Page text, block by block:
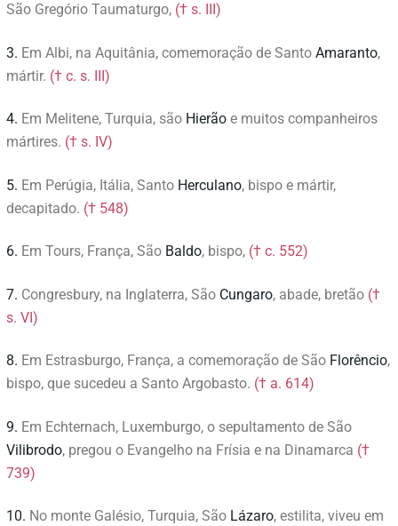
São Gregório Taumaturgo, († s. III)
3. Em Albi, na Aquitânia, comemoração de Santo Amaranto,
mártir. († c. s. III)
4. Em Melitene, Turquia, são Hierão e muitos companheiros
mártires. († s. IV)
5. Em Perúgia, Itália, Santo Herculano, bispo e mártir,
decapitado. († 548)
6. Em Tours, França, São Baldo, bispo, († c. 552)
7. Congresbury, na Inglaterra, São Cungaro, abade, bretão (†
s. VI)
8. Em Estrasburgo, França, a comemoração de São Florêncio,
bispo, que sucedeu a Santo Argobasto. († a. 614)
9. Em Echternach, Luxemburgo, o sepultamento de São
Vilibrodo, pregou o Evangelho na Frísia e na Dinamarca (†
739)
10. No monte Galésio, Turquia, São Lázaro, estilita, viveu em